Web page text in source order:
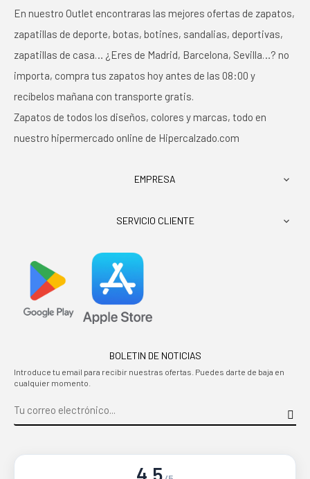
En nuestro Outlet encontraras las mejores ofertas de zapatos,
zapatillas de deporte, botas, botines, sandalias, deportivas,
zapatillas de casa… ¿Eres de Madrid, Barcelona, Sevilla…? no
importa, compra tus zapatos hoy antes de las 08:00 y
recíbelos mañana con transporte gratis.
Zapatos de todos los diseños, colores y marcas, todo en
nuestro hipermercado online de Hipercalzado.com
EMPRESA 
SERVICIO CLIENTE 
BOLETIN DE NOTICIAS
Introduce tu email para recibir nuestras ofertas. Puedes darte de baja en
cualquier momento.